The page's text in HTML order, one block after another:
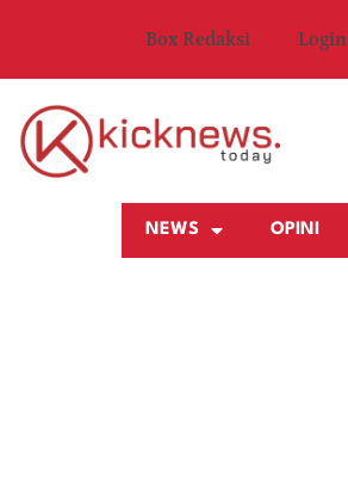
Box Redaksi Login
NEWS OPINI